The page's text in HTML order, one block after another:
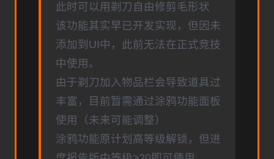
此时可以用剃刀自由修剪毛形状
该功能其实早已开发实现，但因未
添加到UI中，此前无法在正式竞技
中使用。
由于剃刀加入物品栏会导致道具过
丰富，目前暂需通过涂鸦功能面板
使用（未来可能调整）
涂鸦功能原计划高等级解锁，但进